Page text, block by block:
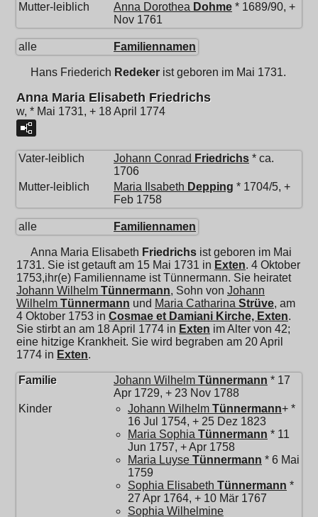
Mutter-leiblich
Anna Dorothea Dohme * 1689/90, +
Nov 1761
alle Familiennamen
Hans Friederich Redeker ist geboren im Mai 1731.
Anna Maria Elisabeth Friedrichs
w, * Mai 1731, + 18 April 1774
Vater-leiblich Johann Conrad Friedrichs * ca.
1706
Mutter-leiblich
Maria Ilsabeth Depping * 1704/5, +
Feb 1758
alle Familiennamen
Anna Maria Elisabeth Friedrichs ist geboren im Mai
1731. Sie ist getauft am 15 Mai 1731 in Exten. 4 Oktober
1753,ihr(e) Familienname ist Tünnermann. Sie heiratet
Johann Wilhelm Tünnermann, Sohn von Johann
Wilhelm Tünnermann und Maria Catharina Strüve, am
4 Oktober 1753 in Cosmae et Damiani Kirche, Exten.
Sie stirbt an am 18 April 1774 in Exten im Alter von 42;
eine hitzige Krankheit. Sie wird begraben am 20 April
1774 in Exten.
Familie Johann Wilhelm Tünnermann * 17
Apr 1729, + 23 Nov 1788
Kinder
Johann Wilhelm Tünnermann+ *
16 Jul 1754, + 25 Dez 1823
Maria Sophia Tünnermann * 11
Jun 1757, + Apr 1758
Maria Luyse Tünnermann * 6 Mai
1759
Sophia Elisabeth Tünnermann *
27 Apr 1764, + 10 Mär 1767
Sophia Wilhelmine